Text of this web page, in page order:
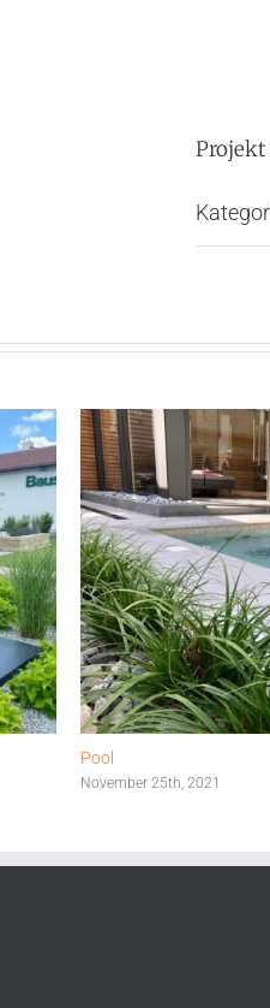
Pool
November 25th, 2021